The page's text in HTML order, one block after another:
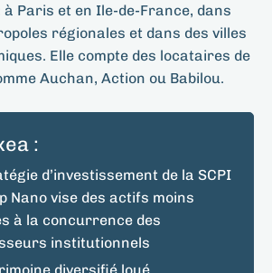
Paris et en Ile-de-France, dans
régionales et dans des villes
Elle compte des locataires de
Auchan, Action ou Babilou.
:
d’investissement de la SCPI
Nano vise des actifs moins
à la concurrence des
institutionnels